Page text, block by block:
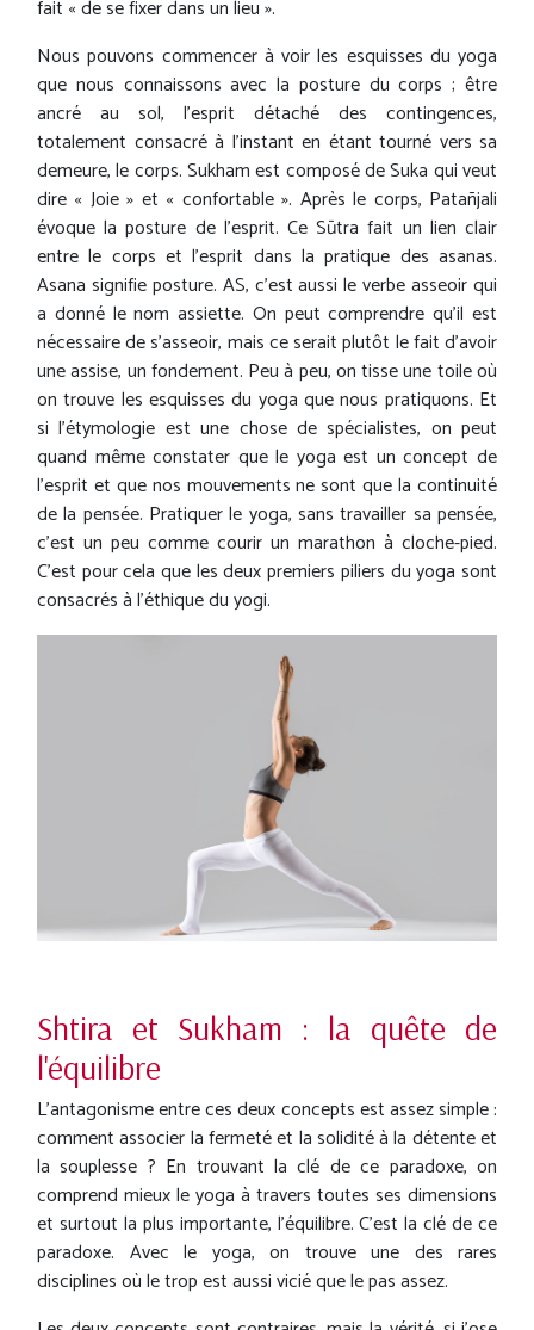
fait « de se fixer dans un lieu ».
Nous pouvons commencer à voir les esquisses du yoga
que nous connaissons avec la posture du corps ; être
ancré au sol, l'esprit détaché des contingences,
totalement consacré à l'instant en étant tourné vers sa
demeure, le corps. Sukham est composé de Suka qui veut
dire « Joie » et « confortable ». Après le corps, Patañjali
évoque la posture de l'esprit. Ce Sūtra fait un lien clair
entre le corps et l'esprit dans la pratique des asanas.
Asana signifie posture. AS, c'est aussi le verbe asseoir qui
a donné le nom assiette. On peut comprendre qu'il est
nécessaire de s’asseoir, mais ce serait plutôt le fait d'avoir
une assise, un fondement. Peu à peu, on tisse une toile où
on trouve les esquisses du yoga que nous pratiquons. Et
si l’étymologie est une chose de spécialistes, on peut
quand même constater que le yoga est un concept de
l'esprit et que nos mouvements ne sont que la continuité
de la pensée. Pratiquer le yoga, sans travailler sa pensée,
c'est un peu comme courir un marathon à cloche-pied.
C'est pour cela que les deux premiers piliers du yoga sont
consacrés à l’éthique du yogi.
Shtira et Sukham : la quête de
l'équilibre
L'antagonisme entre ces deux concepts est assez simple :
comment associer la fermeté et la solidité à la détente et
la souplesse ? En trouvant la clé de ce paradoxe, on
comprend mieux le yoga à travers toutes ses dimensions
et surtout la plus importante, l'équilibre. C'est la clé de ce
paradoxe. Avec le yoga, on trouve une des rares
disciplines où le trop est aussi vicié que le pas assez.